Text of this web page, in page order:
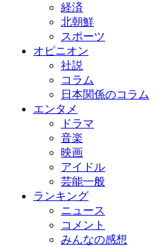
経済
北朝鮮
スポーツ
オピニオン
社説
コラム
日本関係のコラム
エンタメ
ドラマ
音楽
映画
アイドル
芸能一般
ランキング
ニュース
コメント
みんなの感想